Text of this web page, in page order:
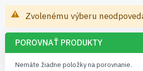
Zvolenému výberu
POROVNAŤ PRODUKTY
Nemáte žiadne položky na porovnanie.